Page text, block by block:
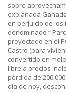
sobre
explanada
en perjuicio de
denominado “
proyectado en el
Castro (para
convertido en
libre a precios
pérdida de
día de hoy,